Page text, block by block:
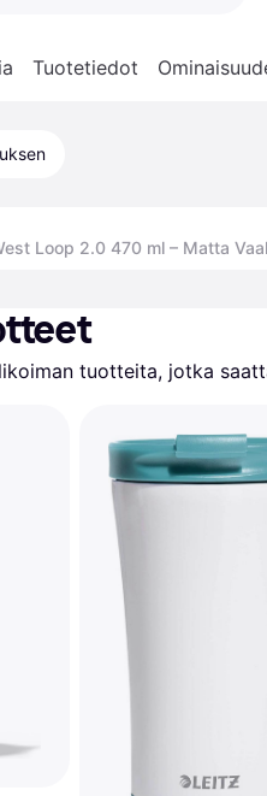
Tuotetiedot
Loop 2.0 470 ml – Matta
tuotteita, jotka